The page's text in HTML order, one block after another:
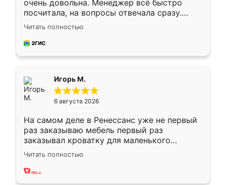
очень довольна. Менеджер всё быстро
посчитала, на вопросы отвечала сразу.
Замерщик приехал в субботу, подошёл к
делу со всей ответственностью. Собрали
за день, ребята работали аккуратно, даже
Читать полностью
Игорь М.
6 августа 2026
На самом деле в Ренессанс уже не первый
раз заказываю мебель первый раз
заказывал кроватку для маленького
ребёнка при его рождении ,во второй раз
заказал шкаф-купе. По качеству очень
хорошее сборка достаточно быстрая,
Читать полностью